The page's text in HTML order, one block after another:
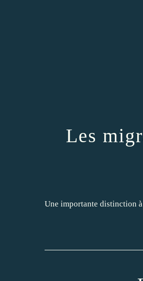
Les
Une importante distinction